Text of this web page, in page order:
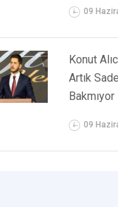
09
Konut
Artık
Bakmıyor
09